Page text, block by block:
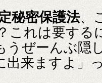
秘密保護法、
これは要する
うぜーんぶ隠
出来ますよ」